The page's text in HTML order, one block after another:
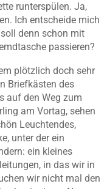
runterspülen. Ja,
Ich entscheide mich
denn schon mit
passieren?
plötzlich doch sehr
Briefkästen des
auf den Weg zum
am Vortag, sehen
Leuchtendes,
unter der ein
ein kleines
in das wir in
wir nicht mal den